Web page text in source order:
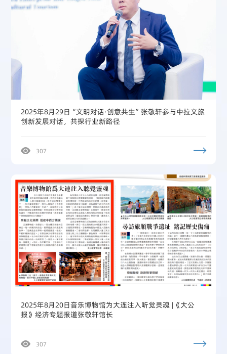
2025年8月29日“文明对话·创意共生”张敬轩参与中拉文旅
创新发展对话，共探行业新路径
307
2025年8月20日音乐博物馆为大连注入听觉灵魂 |《大公
报》经济专题报道张敬轩馆长
307